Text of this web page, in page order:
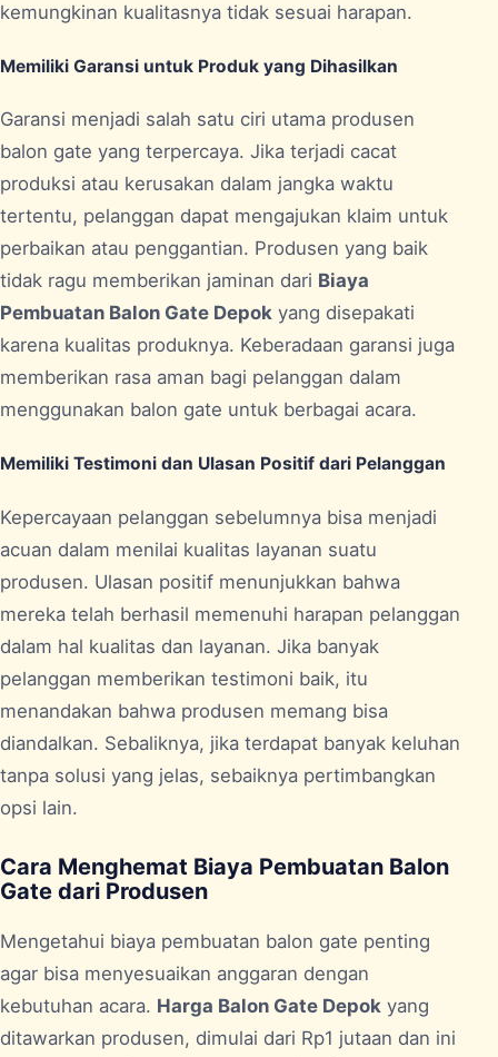
kemungkinan kualitasnya tidak sesuai harapan.
Memiliki Garansi untuk Produk yang Dihasilkan
Garansi menjadi salah satu ciri utama produsen
balon gate yang terpercaya. Jika terjadi cacat
produksi atau kerusakan dalam jangka waktu
tertentu, pelanggan dapat mengajukan klaim untuk
perbaikan atau penggantian. Produsen yang baik
tidak ragu memberikan jaminan dari Biaya
Pembuatan Balon Gate Depok yang disepakati
karena kualitas produknya. Keberadaan garansi juga
memberikan rasa aman bagi pelanggan dalam
menggunakan balon gate untuk berbagai acara.
Memiliki Testimoni dan Ulasan Positif dari Pelanggan
Kepercayaan pelanggan sebelumnya bisa menjadi
acuan dalam menilai kualitas layanan suatu
produsen. Ulasan positif menunjukkan bahwa
mereka telah berhasil memenuhi harapan pelanggan
dalam hal kualitas dan layanan. Jika banyak
pelanggan memberikan testimoni baik, itu
menandakan bahwa produsen memang bisa
diandalkan. Sebaliknya, jika terdapat banyak keluhan
tanpa solusi yang jelas, sebaiknya pertimbangkan
opsi lain.
Cara Menghemat Biaya Pembuatan Balon
Gate dari Produsen
Mengetahui biaya pembuatan balon gate penting
agar bisa menyesuaikan anggaran dengan
kebutuhan acara. Harga Balon Gate Depok yang
ditawarkan produsen, dimulai dari Rp1 jutaan dan ini